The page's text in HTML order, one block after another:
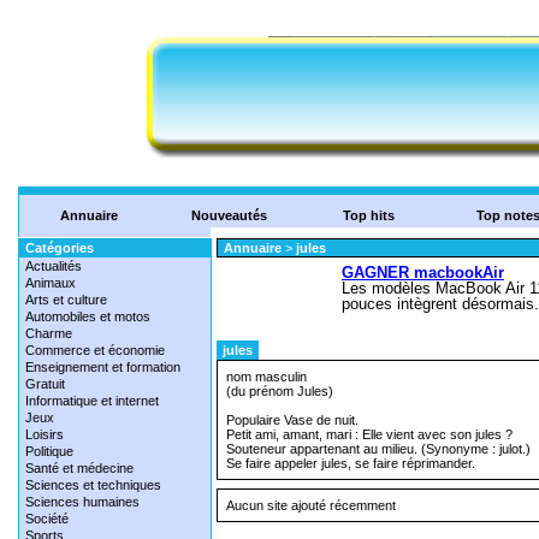
Annuaire Nouveautés Top hits Top notes
Catégories
Actualités
Animaux
Arts et culture
Automobiles et motos
Charme
Commerce et économie
Enseignement et formation
Gratuit
Informatique et internet
Jeux
Loisirs
Politique
Santé et médecine
Sciences et techniques
Sciences humaines
Société
Sports
Annuaire > jules
jules
nom masculin
(du prénom Jules)
Populaire Vase de nuit.
Petit ami, amant, mari : Elle vient avec son jules ?
Souteneur appartenant au milieu. (Synonyme : julot.)
Se faire appeler jules, se faire réprimander.
Aucun site ajouté récemment